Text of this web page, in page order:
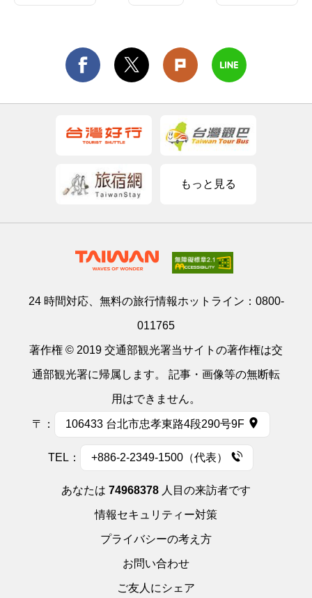
もっと見る
24 時間対応、無料の旅行情報ホットライン： 0800-
011765
著作権 © 2019 交通部観光署当サイトの著作権は交
通部観光署に帰属します。 記事・画像等の無断転
用はできません。
〒： 106433 台北市忠孝東路4段290号9F
TEL： +886-2-2349-1500（代表）
あなたは 74968378 人目の来訪者です
情報セキュリティー対策
プライバシーの考え方
お問い合わせ
ご友人にシェア